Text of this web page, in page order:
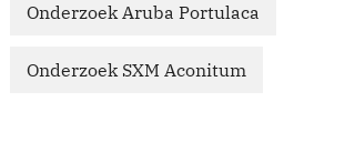
Onderzoek Aruba Portulaca
Onderzoek SXM Aconitum